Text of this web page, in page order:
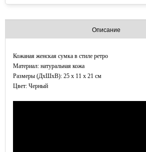
Описание
Кожаная женская сумка в стиле ретро
Материал: натуральная кожа
Размеры (ДxШхВ): 25 x 11 x 21 см
Цвет: Черный